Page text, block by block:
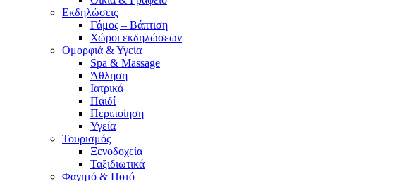
Εκδηλώσεις
Γάμος – Βάπτιση
Χώροι εκδηλώσεων
Ομορφιά & Υγεία
Spa & Massage
Άθληση
Ιατρικά
Παιδί
Περιποίηση
Υγεία
Τουρισμός
Ξενοδοχεία
Ταξιδιωτικά
Φαγητό & Ποτό